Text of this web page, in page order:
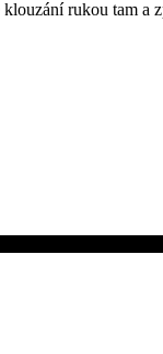
rukou tam a